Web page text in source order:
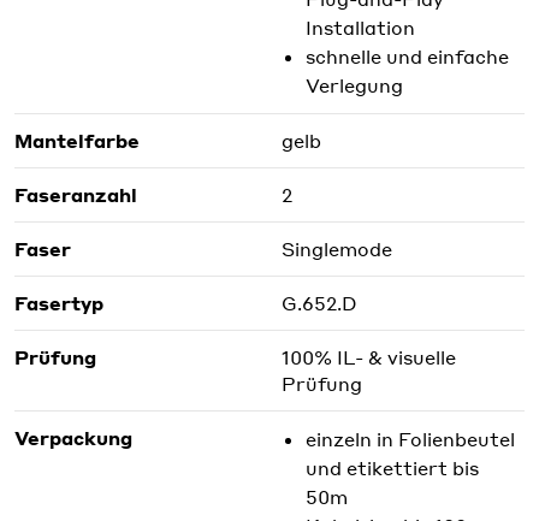
Installation
schnelle und einfache
Verlegung
Mantelfarbe gelb
Faseranzahl 2
Faser Singlemode
Fasertyp G.652.D
Prüfung
100% IL- & visuelle
Prüfung
Verpackung
einzeln in Folienbeutel
und etikettiert bis
50m